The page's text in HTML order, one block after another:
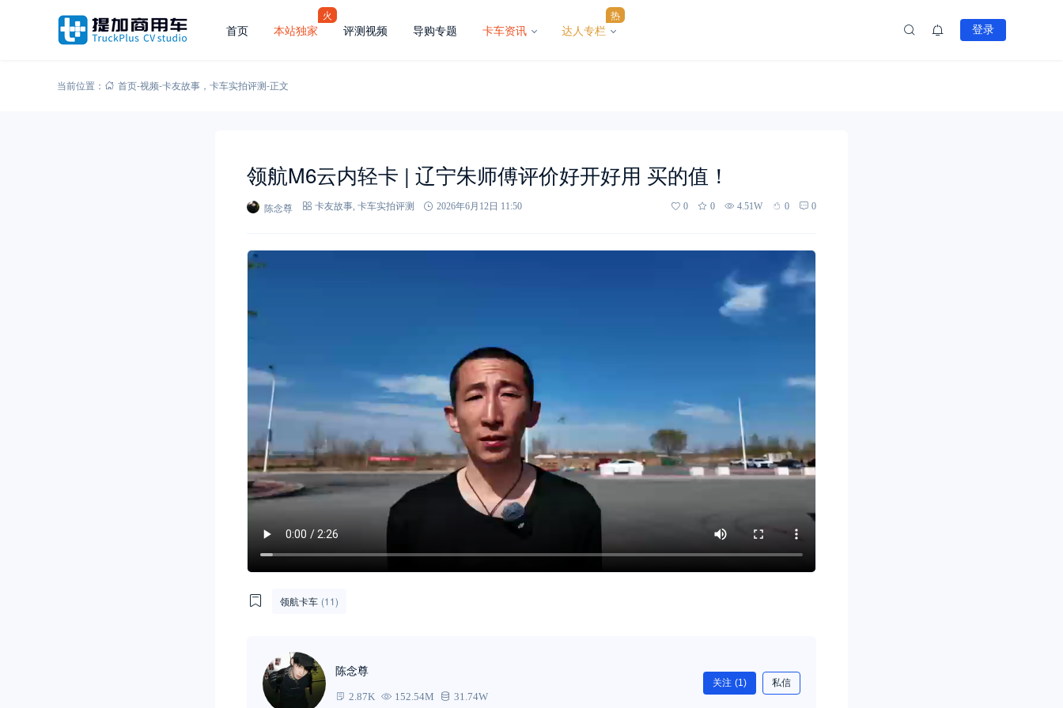
首页 本站独家
火
评测视频 导购专题 卡车资讯 达人专栏
热
登录
当前位置： 首页-视频-卡友故事 ， 卡车实拍评测-正文
领航M6云内轻卡 | 辽宁朱师傅评价好开好用 买的值！
陈念尊 卡友故事 卡车实拍评测 2026年6月12日 11:50 0 0 4.51W 0 0
领航卡车 (11)
陈念尊
2.87K 152.54M 31.74W
关注 (1) 私信